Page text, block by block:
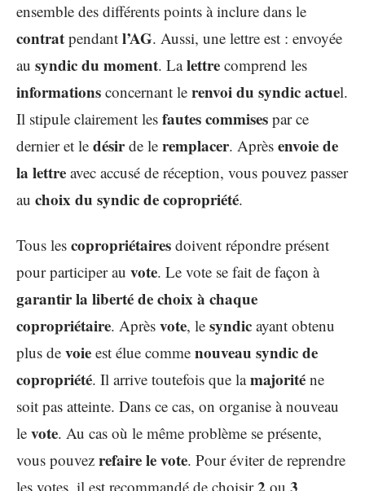
ensemble des différents points à inclure dans le
contrat pendant l’AG. Aussi, une lettre est : envoyée
au syndic du moment. Lalettre comprend les
informations concernant le renvoi du syndic actuel.
Il stipule clairement les fautescommises par ce
dernier et le désirde le remplacer. Après envoie de
la lettre avec accusé de réception, vous pouvez passer
au choix du syndic de copropriété.
Tous les copropriétaires doivent répondre présent
pour participer au vote. Le vote se fait de façon à
garantir la liberté de choix à chaque
copropriétaire. Après vote, le syndic ayant obtenu
plus de voie est élue comme nouveau syndic de
copropriété. Il arrive toutefois que lamajorité ne
soit pas atteinte. Dans ce cas, on organise à nouveau
le vote. Au cas où le même problème se présente,
vous pouvez refaire le vote. Pour éviter de reprendre
les votes, il est recommandé de choisir2 ou 3